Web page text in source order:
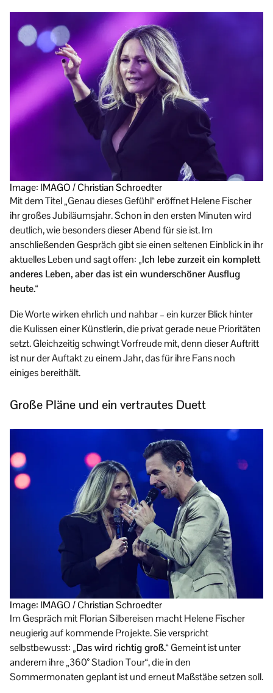
Image: IMAGO / Christian Schroedter
Mit dem Titel „Genau dieses Gefühl“ eröffnet Helene Fischer
ihr großes Jubiläumsjahr. Schon in den ersten Minuten wird
deutlich, wie besonders dieser Abend für sie ist. Im
anschließenden Gespräch gibt sie einen seltenen Einblick in ihr
aktuelles Leben und sagt offen: „Ich lebe zurzeit ein komplett
anderes Leben, aber das ist ein wunderschöner Ausflug
heute.“
Die Worte wirken ehrlich und nahbar – ein kurzer Blick hinter
die Kulissen einer Künstlerin, die privat gerade neue Prioritäten
setzt. Gleichzeitig schwingt Vorfreude mit, denn dieser Auftritt
ist nur der Auftakt zu einem Jahr, das für ihre Fans noch
einiges bereithält.
Große Pläne und ein vertrautes Duett
Image: IMAGO / Christian Schroedter
Im Gespräch mit Florian Silbereisen macht Helene Fischer
neugierig auf kommende Projekte. Sie verspricht
selbstbewusst: „Das wird richtig groß.“Gemeint ist unter
anderem ihre „360° Stadion Tour“, die in den
Sommermonaten geplant ist und erneut Maßstäbe setzen soll.